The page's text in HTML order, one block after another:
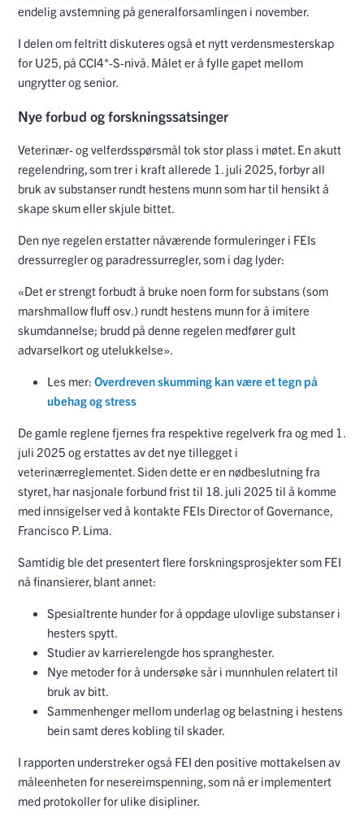
endelig avstemning på generalforsamlingen i november.
I delen om feltritt diskuteres også et nytt verdensmesterskap
for U25, på CCI4*-S-nivå. Målet er å fylle gapet mellom
ungrytter og senior.
Nye forbud og forskningssatsinger
Veterinær- og velferdsspørsmål tok stor plass i møtet. En akutt
regelendring, som trer i kraft allerede 1. juli 2025, forbyr all
bruk av substanser rundt hestens munn som har til hensikt å
skape skum eller skjule bittet.
Den nye regelen erstatter nåværende formuleringer i FEIs
dressurregler og paradressurregler, som i dag lyder:
«Det er strengt forbudt å bruke noen form for substans (som
marshmallow fluff osv.) rundt hestens munn for å imitere
skumdannelse; brudd på denne regelen medfører gult
advarselkort og utelukkelse».
Les mer: Overdreven skumming kan være et tegn på
ubehag og stress
De gamle reglene fjernes fra respektive regelverk fra og med 1.
juli 2025 og erstattes av det nye tillegget i
veterinærreglementet. Siden dette er en nødbeslutning fra
styret, har nasjonale forbund frist til 18. juli 2025 til å komme
med innsigelser ved å kontakte FEIs Director of Governance,
Francisco P. Lima.
Samtidig ble det presentert flere forskningsprosjekter som FEI
nå finansierer, blant annet:
Spesialtrente hunder for å oppdage ulovlige substanser i
hesters spytt.
Studier av karrierelengde hos spranghester.
Nye metoder for å undersøke sår i munnhulen relatert til
bruk av bitt.
Sammenhenger mellom underlag og belastning i hestens
bein samt deres kobling til skader.
I rapporten understreker også FEI den positive mottakelsen av
måleenheten for nesereimspenning, som nå er implementert
med protokoller for ulike disipliner.